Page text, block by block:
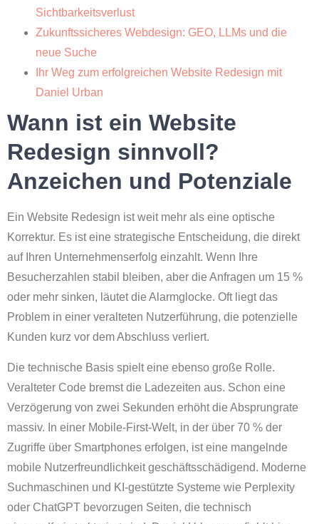
Sichtbarkeitsverlust
Zukunftssicheres Webdesign: GEO, LLMs und die
neue Suche
Ihr Weg zum erfolgreichen Website Redesign mit
Daniel Urban
Wann ist ein Website
Redesign sinnvoll?
Anzeichen und Potenziale
Ein Website Redesign ist weit mehr als eine optische
Korrektur. Es ist eine strategische Entscheidung, die direkt
auf Ihren Unternehmenserfolg einzahlt. Wenn Ihre
Besucherzahlen stabil bleiben, aber die Anfragen um 15 %
oder mehr sinken, läutet die Alarmglocke. Oft liegt das
Problem in einer veralteten Nutzerführung, die potenzielle
Kunden kurz vor dem Abschluss verliert.
Die technische Basis spielt eine ebenso große Rolle.
Veralteter Code bremst die Ladezeiten aus. Schon eine
Verzögerung von zwei Sekunden erhöht die Absprungrate
massiv. In einer Mobile-First-Welt, in der über 70 % der
Zugriffe über Smartphones erfolgen, ist eine mangelnde
mobile Nutzerfreundlichkeit geschäftsschädigend. Moderne
Suchmaschinen und KI-gestützte Systeme wie Perplexity
oder ChatGPT bevorzugen Seiten, die technisch